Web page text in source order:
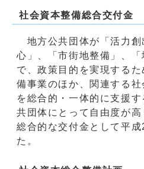
社会資本整備総合交付金
地方公共団体が「活力創
心」、「市街地整備」、
で、政策目的を実現する
備事業のほか、関連する
を総合的・一体的に支援
共団体にとって自由度が
総合的な交付金として平
た。